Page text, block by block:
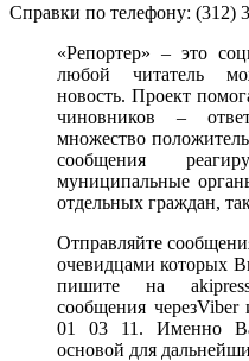
Справки по телефону: (312)
«Репортер» – это
любой читатель
новость. Проект
чиновников –
множество
сообщения
муниципальные
отдельных граждан,
Отправляйте
очевидцами которых
пишите на
сообщения
01 03 11. Именно
основой для